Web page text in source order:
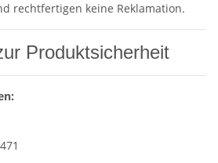
rechtfertigen keine Reklamation.
Produktsicherheit